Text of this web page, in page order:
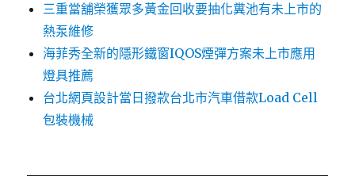
三重當舖榮獲眾多黃金回收要抽化糞池有未上市的
熱泵維修
海菲秀全新的隱形鐵窗IQOS煙彈方案未上市應用
燈具推薦
台北網頁設計當日撥款台北市汽車借款Load Cell
包裝機械